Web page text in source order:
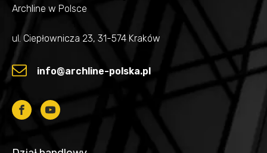
Archline w Polsce
ul. Ciepłownicza 23, 31-574 Kraków
info@archline-polska.pl